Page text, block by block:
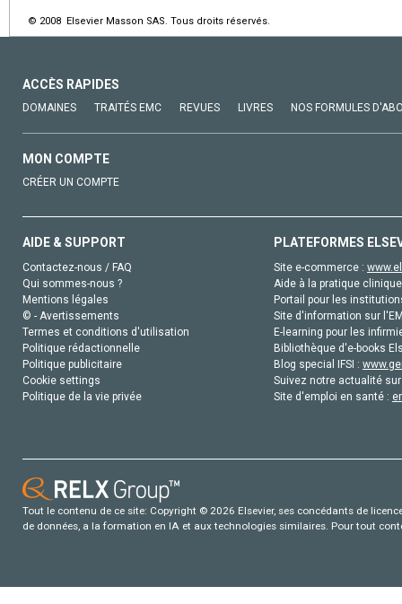
© 2008 Elsevier Masson SAS. Tous droits réservés.
ACCÈS RAPIDES
DOMAINES TRAITÉS EMC REVUES LIVRES NOS FORMULES
MON COMPTE
CRÉER UN COMPTE
AIDE & SUPPORT
Contactez-nous / FAQ
Qui sommes-nous ?
Mentions légales
© - Avertissements
Termes et conditions d'utilisation
Politique rédactionnelle
Politique publicitaire
Cookie settings
Politique de la vie privée
PLATEFORMES
Site e-commerce :
Aide à la pratique
Portail pour les
Site d'information sur
E-learning pour les
Bibliothèque d'e-books
Blog special IFSI :
Suivez notre actualité
Site d'emploi en santé :
Tout le contenu de ce site: Copyright © 2026 Elsevier, ses concédants de
de données, a la formation en IA et aux technologies similaires. Pour tout